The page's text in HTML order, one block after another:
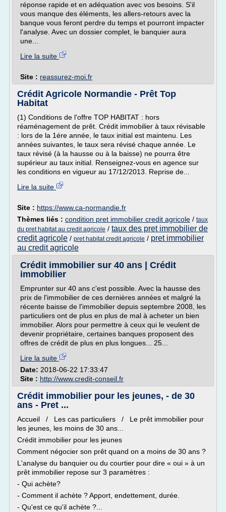
réponse rapide et en adéquation avec vos besoins. S'il
vous manque des éléments, les allers-retours avec la
banque vous feront perdre du temps et pourront impacter
l'analyse. Avec un dossier complet, le banquier aura
une...
Lire la suite
Site : reassurez-moi.fr
Crédit Agricole Normandie - Prêt Top
Habitat
(1) Conditions de l'offre TOP HABITAT : hors
réaménagement de prêt. Crédit immobilier à taux révisable
: lors de la 1ére année, le taux initial est maintenu. Les
années suivantes, le taux sera révisé chaque année. Le
taux révisé (à la hausse ou à la baisse) ne pourra être
supérieur au taux initial. Renseignez-vous en agence sur
les conditions en vigueur au 17/12/2013. Reprise de...
Lire la suite
Site : https://www.ca-normandie.fr
Thèmes liés : condition pret immobilier credit agricole / taux
du pret habitat au credit agricole / taux des pret immobilier de
credit agricole / pret habitat credit agricole / pret immobilier
au credit agricole
Crédit immobilier sur 40 ans | Crédit
immobilier
Emprunter sur 40 ans c'est possible. Avec la hausse des
prix de l'immobilier de ces dernières années et malgré la
récente baisse de l'immobilier depuis septembre 2008, les
particuliers ont de plus en plus de mal à acheter un bien
immobilier. Alors pour permettre à ceux qui le veulent de
devenir propriétaire, certaines banques proposent des
offres de crédit de plus en plus longues... 25...
Lire la suite
Date: 2018-06-22 17:33:47
Site : http://www.credit-conseil.fr
Crédit immobilier pour les jeunes, - de 30
ans - Pret ...
Accueil / Les cas particuliers / Le prêt immobilier pour
les jeunes, les moins de 30 ans...
Crédit immobilier pour les jeunes
Comment négocier son prêt quand on a moins de 30 ans ?
L'analyse du banquier ou du courtier pour dire « oui » à un
prêt immobilier repose sur 3 paramètres :
- Qui achète?
- Comment il achète ? Apport, endettement, durée.
- Qu'est ce qu'il achète ?...